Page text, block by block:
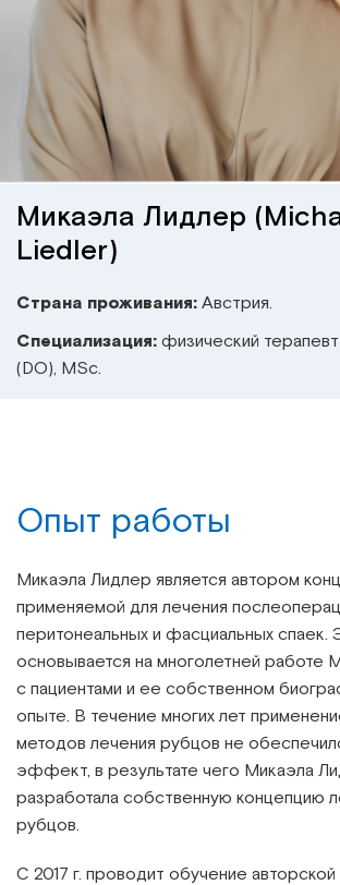
Микаэла Лидлер
Liedler)
Страна проживания: Австрия.
Специализация: физический
(DO), MSc.
Опыт работы
Микаэла Лидлер является автором
применяемой для лечения
перитонеальных и фасциальных спаек.
основывается на многолетней работе
с пациентами и ее собственном
опыте. В течение многих лет
методов лечения рубцов не
эффект, в результате чего Микаэла
разработала собственную концепцию
рубцов.
С 2017 г. проводит обучение авторской
Институт Апледжера
Институт Барраля
FAQ
Прикладная кинезиология
Кинезиотейпинг
Психология, психотерапия
Реабилитация
Эстетическая медицина
Остеопатические манипуляции по